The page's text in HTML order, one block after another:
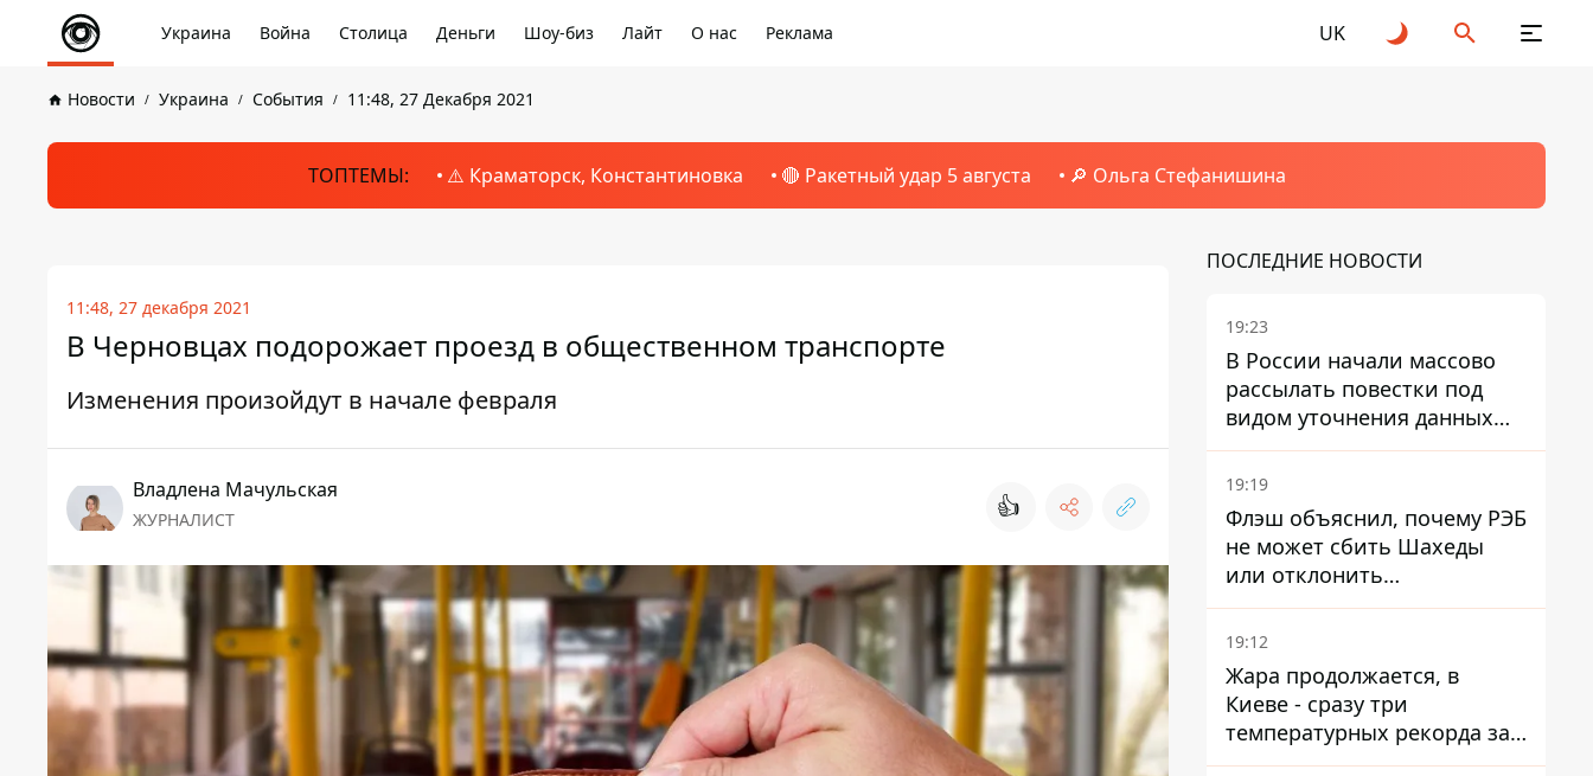
Украина Война Столица Деньги Шоу-биз Лайт О нас Реклама UK
Новости Украина События 11:48, 27 Декабря 2021
ТОПТЕМЫ: ⚠️ Краматорск, Константиновка 🔴 Ракетный удар 5 августа 🔎 Ольга Стефанишина
11:48, 27 декабря 2021
В Черновцах подорожает проезд в общественном транспорте
Изменения произойдут в начале февраля
Владлена Мачульская
ЖУРНАЛИСТ 👍
ПОСЛЕДНИЕ НОВОСТИ
19:23
В России начали массово
рассылать повестки под
видом уточнения данных
для набора контрактников
19:19
Флэш объяснил, почему РЭБ
не может сбить Шахеды
или отклонить
баллистические ракеты
19:12
Жара продолжается, в
Киеве - сразу три
температурных рекорда за
день